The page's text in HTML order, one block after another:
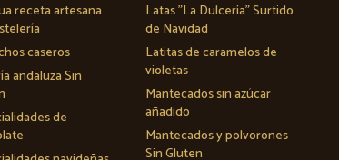
receta artesana
caseros
andaluza Sin
de
Latas "La Dulcería" Surtido
de Navidad
Latitas de caramelos de
violetas
Mantecados sin azúcar
añadido
Mantecados y polvorones
Sin Gluten